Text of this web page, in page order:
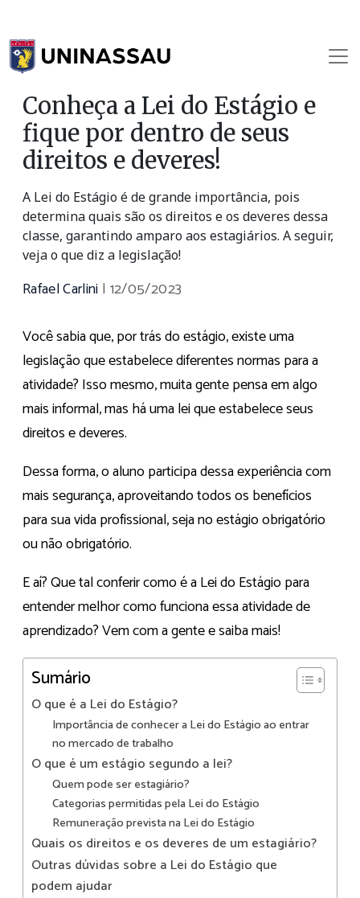
Conheça a Lei do Estágio e
fique por dentro de seus
direitos e deveres!
A Lei do Estágio é de grande importância, pois
determina quais são os direitos e os deveres dessa
classe, garantindo amparo aos estagiários. A seguir,
veja o que diz a legislação!
Rafael Carlini | 12/05/2023
Você sabia que, por trás do estágio, existe uma
legislação que estabelece diferentes normas para a
atividade? Isso mesmo, muita gente pensa em algo
mais informal, mas há uma lei que estabelece seus
direitos e deveres.
Dessa forma, o aluno participa dessa experiência com
mais segurança, aproveitando todos os benefícios
para sua vida profissional, seja no estágio obrigatório
ou não obrigatório.
E aí? Que tal conferir como é a Lei do Estágio para
entender melhor como funciona essa atividade de
aprendizado? Vem com a gente e saiba mais!
Sumário
O que é a Lei do Estágio?
Importância de conhecer a Lei do Estágio ao entrar
no mercado de trabalho
O que é um estágio segundo a lei?
Quem pode ser estagiário?
Categorias permitidas pela Lei do Estágio
Remuneração prevista na Lei do Estágio
Quais os direitos e os deveres de um estagiário?
Outras dúvidas sobre a Lei do Estágio que
podem ajudar